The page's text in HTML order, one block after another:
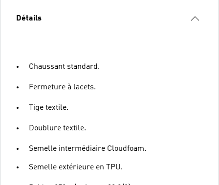
Détails
Chaussant standard.
Fermeture à lacets.
Tige textile.
Doublure textile.
Semelle intermédiaire Cloudfoam.
Semelle extérieure en TPU.